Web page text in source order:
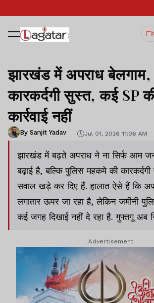
झारखंड में अपराध
कारकर्दगी सुस्त, कई SP
कार्रवाई नहीं
By Sanjit Yadav Jul 01, 2026 11:06 AM
झारखंड में बढ़ते अपराध ने ना सिर्फ आम
बढ़ाई है, बल्कि पुलिस महकमे की कारकर्दगी
सवाल खड़े कर दिए हैं. हालात ऐसे हैं कि
लगातार ऊपर जा रहा है, लेकिन जमीनी
कई जगह दिखाई नहीं दे रहा है. गुफ्तगू अब
एक ही बात है, क्या अपराधियों में अब
बचा भी है?
Advertisement